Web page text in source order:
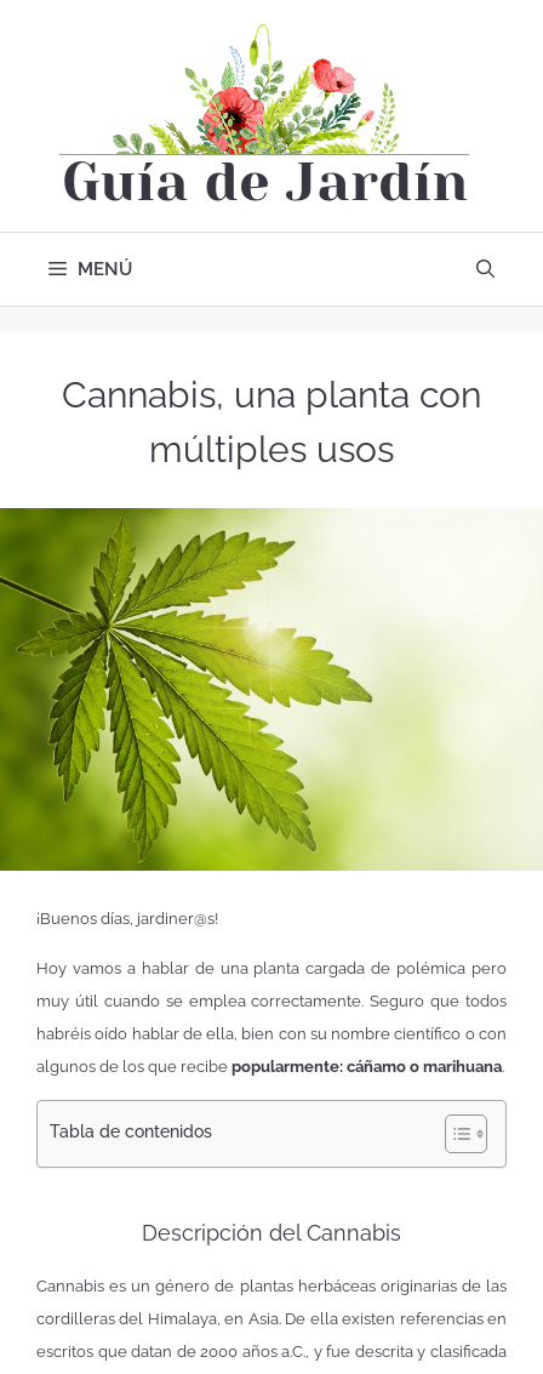
MENÚ
Cannabis, una planta con
múltiples usos
¡Buenos días, jardiner@s!
Hoy vamos a hablar de una planta cargada de polémica pero
muy útil cuando se emplea correctamente. Seguro que todos
habréis oído hablar de ella, bien con su nombre científico o con
algunos de los que recibe popularmente: cáñamo o marihuana.
Tabla de contenidos
Descripción del Cannabis
Cannabis es un género de plantas herbáceas originarias de las
cordilleras del Himalaya, en Asia. De ella existen referencias en
escritos que datan de 2000 años a.C., y fue descrita y clasificada